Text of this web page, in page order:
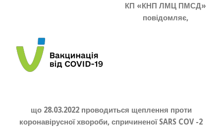
КП «КНП ЛМЦ ПМСД»
повідомляє,
що 28.03.2022 проводиться щеплення проти
коронавірусної хвороби, спричиненої SARS COV -2